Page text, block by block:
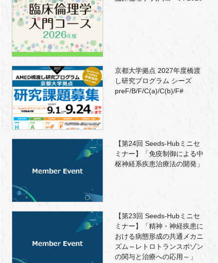
京都大学拠点 2027年度橋渡
し研究プログラム シーズ
preF/B/F/C(a)/C(b)/F#
【第24回 Seeds-Hubミニセ
ミナー】「免疫制御による中
枢神経系疾患治療法の開発」
【第23回 Seeds-Hubミニセ
ミナー】「精神・神経疾患に
おける病態形成の共通メカニ
ズム～レトロトランスポゾン
の関与と治療への応用～」